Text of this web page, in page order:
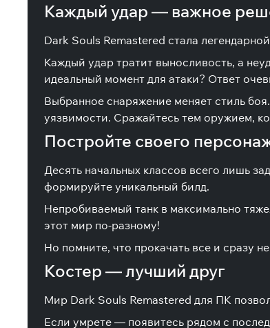
Каждый удар — важное
Dark Souls Remastered стала
Каждый удар тратит выносливость, а
идеальный момент для атаки? Ответ
Выбранное снаряжение меняет стиль
уязвимости. Сражайтесь тем оружием,
Постройте своего
Десять начальных классов всего лишь
формируйте уникальный билд.
Непробиваемый танк в максимально
этот мир по-разному!
Но помните, что прокачать все и сразу
Костер — лучший друг
Мир Dark Souls Remastered для ПК
Если умрете — появитесь рядом с